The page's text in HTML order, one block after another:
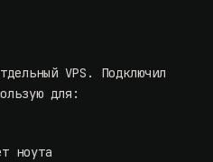
VPS. Подключил
для:
ноута